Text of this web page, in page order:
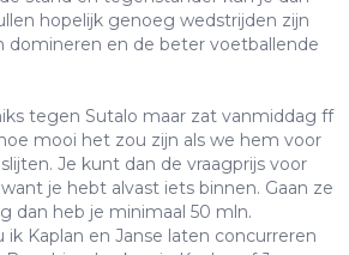
hopelijk genoeg wedstrijden zijn
domineren en de beter voetballende
tegen Sutalo maar zat vanmiddag ff
mooi het zou zijn als we hem voor
Je kunt dan de vraagprijs voor
je hebt alvast iets binnen. Gaan ze
dan heb je minimaal 50 mln.
ik Kaplan en Janse laten concurreren